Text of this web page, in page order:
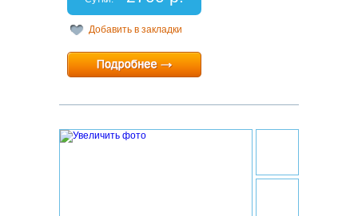
Добавить в закладки
Минимальный срок:1 суток
Расчетный час:12:00